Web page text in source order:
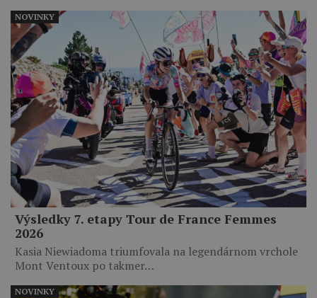
Výsledky 7. etapy Tour de France Femmes
2026
Kasia Niewiadoma triumfovala na legendárnom vrchole
Mont Ventoux po takmer…
NOVINKY
NOVINKY